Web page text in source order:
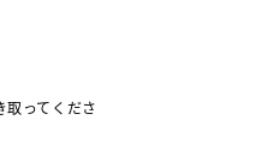
ってくださ